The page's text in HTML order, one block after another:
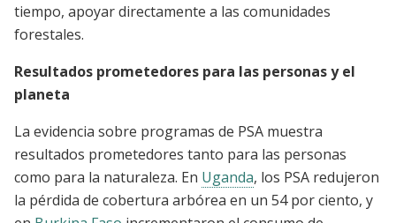
tiempo, apoyar directamente a las comunidades
forestales.
Resultados prometedores para las personas y el
planeta
La evidencia sobre programas de PSA muestra
resultados prometedores tanto para las personas
como para la naturaleza. En Uganda, los PSA redujeron
la pérdida de cobertura arbórea en un 54 por ciento, y